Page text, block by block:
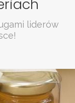
liderów